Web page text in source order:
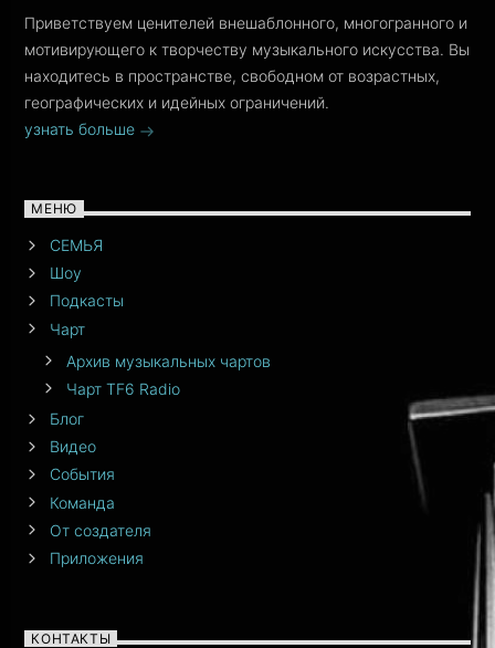
Приветствуем ценителей внешаблонного, многогранного и
мотивирующего к творчеству музыкального искусства. Вы
находитесь в пространстве, свободном от возрастных,
географических и идейных ограничений.
узнать больше
МЕНЮ
СЕМЬЯ
Шоу
Подкасты
Чарт
Архив музыкальных чартов
Чарт TF6 Radio
Блог
Видео
События
Команда
От создателя
Приложения
КОНТАКТЫ